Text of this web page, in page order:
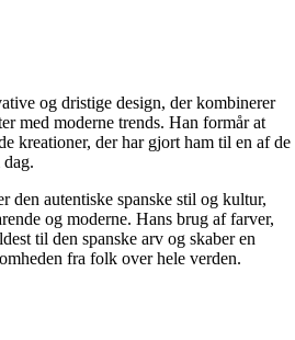
og dristige design, der kombinerer
med moderne trends. Han formår at
kreationer, der har gjort ham til en af de
dag.
den autentiske spanske stil og kultur,
og moderne. Hans brug af farver,
til den spanske arv og skaber en
fra folk over hele verden.